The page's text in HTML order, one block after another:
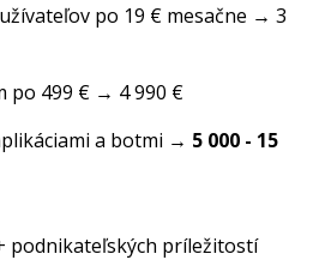
po 19 € mesačne → 3
po 499 € → 4 990 €
a botmi → 5 000 - 15
podnikateľských príležitostí